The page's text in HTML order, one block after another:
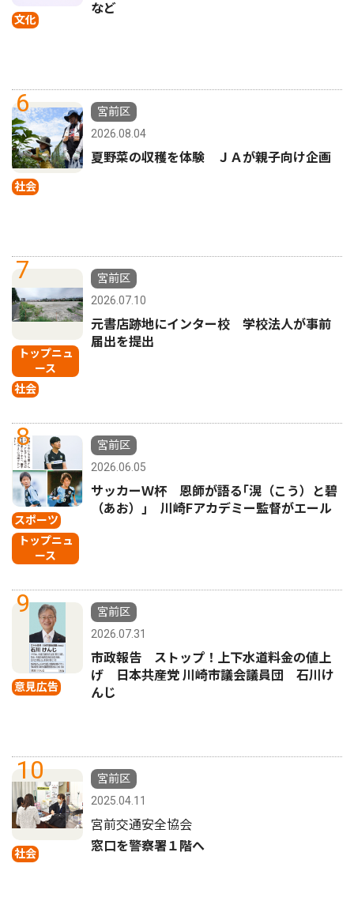
文化
など
6
社会
宮前区
2026.08.04
夏野菜の収穫を体験 ＪＡが親子向け企画
7
トップニュ
ース
社会
宮前区
2026.07.10
元書店跡地にインター校 学校法人が事前
届出を提出
8
スポーツ
トップニュ
ース
宮前区
2026.06.05
サッカーＷ杯 恩師が語る｢滉（こう）と碧
（あお）｣ 川崎Fアカデミー監督がエール
9
意見広告
宮前区
2026.07.31
市政報告 ストップ！上下水道料金の値上
げ 日本共産党 川崎市議会議員団 石川け
んじ
10
社会
宮前区
2025.04.11
宮前交通安全協会
窓口を警察署１階へ